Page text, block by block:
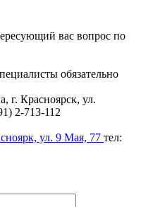
вас вопрос по
обязательно
г. Красноярск, ул.
2-713-112
ул. 9 Мая, 77 тел: